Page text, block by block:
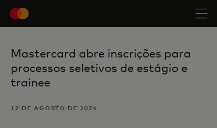
Mastercard abre inscrições para
processos seletivos de estágio e
trainee
12 DE AGOSTO DE 2024